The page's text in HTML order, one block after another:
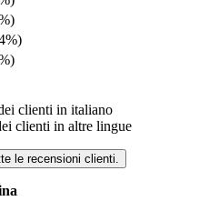
clienti in italiano
clienti in altre lingue
le recensioni clienti.